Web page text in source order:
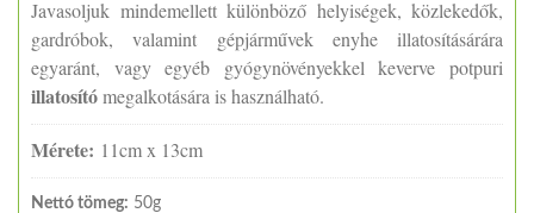
Javasoljuk mindemellett különböző helyiségek, közlekedők,
gardróbok, valamint gépjárművek enyhe illatosításárára
egyaránt, vagy egyéb gyógynövényekkel keverve potpuri
illatosítómegalkotására is használható.
Mérete: 11cm x 13cm
Nettó tömeg: 50g